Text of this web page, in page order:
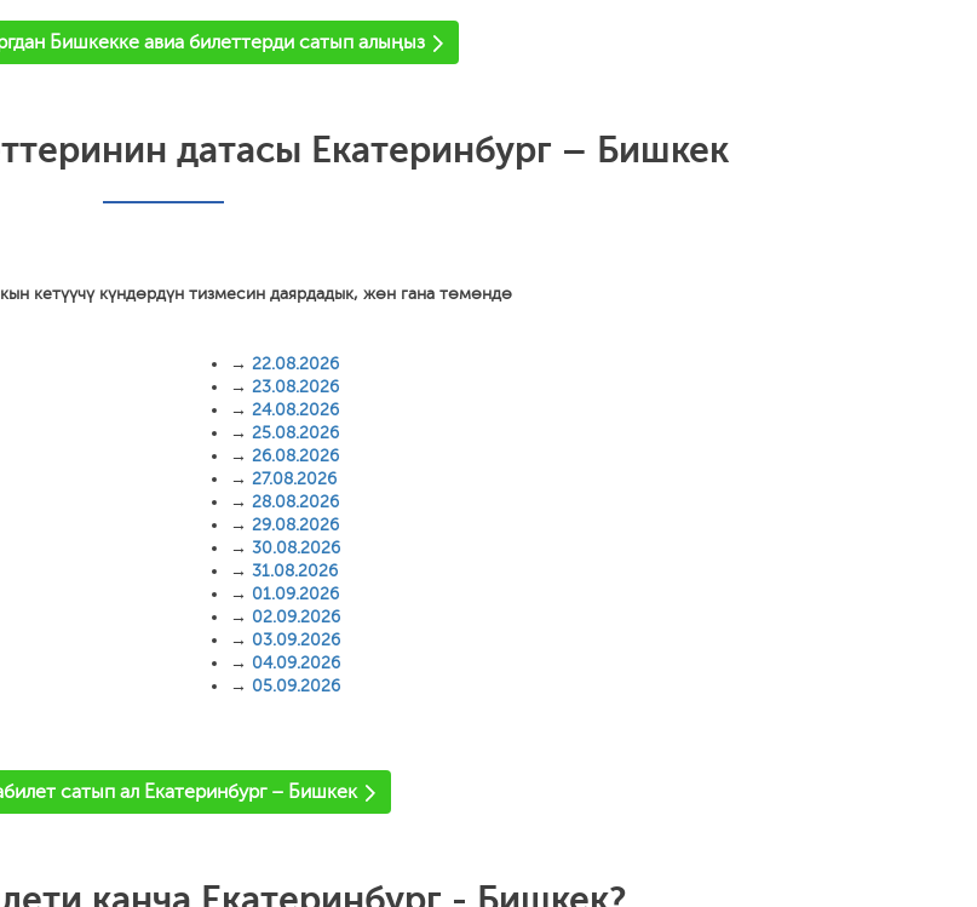
Бишкекке авиа билеттерди сатып алыңыз
датасы Екатеринбург – Бишкек
кетүүчү күндөрдүн тизмесин даярдадык, жөн гана төмөндө
→ 22.08.2026
→ 23.08.2026
→ 24.08.2026
→ 25.08.2026
→ 26.08.2026
→ 27.08.2026
→ 28.08.2026
→ 29.08.2026
→ 30.08.2026
→ 31.08.2026
→ 01.09.2026
→ 02.09.2026
→ 03.09.2026
→ 04.09.2026
→ 05.09.2026
сатып ал Екатеринбург – Бишкек